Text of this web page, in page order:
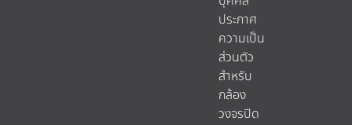
ประกาศ
ความเป็น
ส่วนตัว
สำหรับ
กล้อง
วงจรปิด